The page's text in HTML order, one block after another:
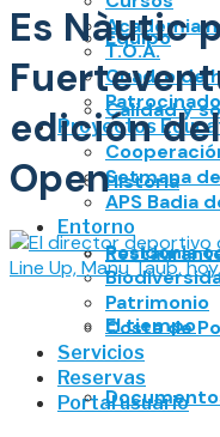
Academia
T.O.A.
Cuadro de
Proyectos
Setmana
APS Badia
Entorno
Posidonia
Patrimonio
Costa de
Servicios
Reservas
Portal usuario
Equipo
Calidad y
Historia
El tiempo
Es Nàutic
edición
Open